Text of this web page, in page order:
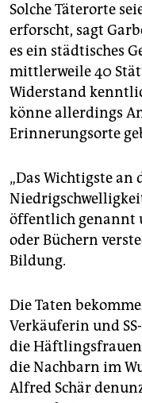
Solche Täterorte
erforscht, sagt
es ein städtisches
mittlerweile 40
Widerstand
könne allerdings
Erinnerungsorte
„Das Wichtigste an
öffentlich genannt
oder Büchern
Bildung.
Die Taten
Verkäuferin und
die
die Nachbarn im
Alfred Schär